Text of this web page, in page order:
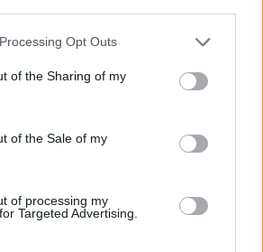
website/app uses one or more Google
or usage behaviour. You may click to
to Google and its third-party tags to
specified purposes in below Google
Opt Outs
of the Sharing of my
of the Sale of my
of processing my
Targeted Advertising.
MOTOROSBALESETEK